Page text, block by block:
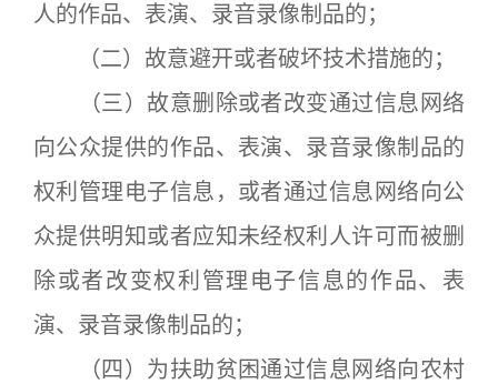
人的作品、表演、录音录像制品的；
（二）故意避开或者破坏技术措施的；
（三）故意删除或者改变通过信息网络
向公众提供的作品、表演、录音录像制品的
权利管理电子信息，或者通过信息网络向公
众提供明知或者应知未经权利人许可而被删
除或者改变权利管理电子信息的作品、表
演、录音录像制品的；
（四）为扶助贫困通过信息网络向农村